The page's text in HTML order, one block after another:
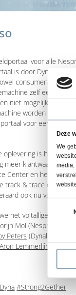
Deze
We
voor alle
is door Dyna
consumenten als
zelf eenvoudig
niet mogelijk? Dan
worden
voor een
oplevering is het
meer klantwaarde te
Center en het
track & trace
ook nu volledig in
het voltallige
Mol (Nespresso),
Peters (Dynalinq),
Aron Lemmerlijn,Freek
#Strong2Gether